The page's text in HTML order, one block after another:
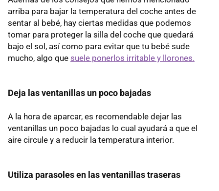
arriba para bajar la temperatura del coche antes de
sentar al bebé, hay ciertas medidas que podemos
tomar para proteger la silla del coche que quedará
bajo el sol, así como para evitar que tu bebé sude
mucho, algo que suele ponerlos irritable y llorones.
Deja las ventanillas un poco bajadas
A la hora de aparcar, es recomendable dejar las
ventanillas un poco bajadas lo cual ayudará a que el
aire circule y a reducir la temperatura interior.
Utiliza parasoles en las ventanillas traseras